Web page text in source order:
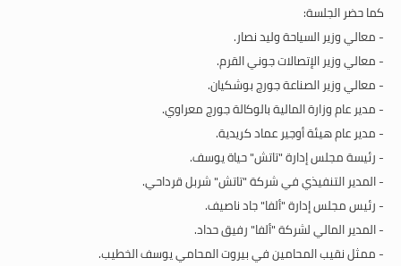
كما حضر الجلسة:
- معالي وزير السياحة وليد نصار.
- معالي وزير الإتصالات جوني القرم.
- معالي وزير الصناعة جورج بوشكيان.
- مدير عام وزارة المالية بالوكالة جورج معراوي.
- مدير عام هيئة أوجير عماد كريدية.
- رئيسة مجلس إدارة "تاتش" حياة يوسف.
- المدير التنفيذي في شركة "تاتش" شربل قرداحي.
- رئيس مجلس إدارة "ألفا" جاد ناصيف.
- المدير المالي لشركة "ألفا" رفيق حداد.
- ممثل نقيب المحامين في بيروت المحامي يوسف الخطيب.